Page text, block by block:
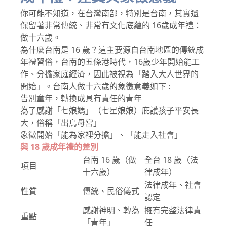
你可能不知道，在台灣南部，特別是台南，其實還
保留著非常傳統、非常有文化底蘊的 16歲成年禮：
做十六歲。
為什麼台南是 16 歲？這主要源自台南地區的傳統成
年禮習俗，台南的五條港時代，16歲少年開始能工
作、分擔家庭經濟，因此被視為「踏入大人世界的
開始」。台南人做十六歲的象徵意義如下 :
告別童年，轉換成具有責任的青年
為了感謝「七娘媽」（七星娘娘）庇護孩子平安長
大，俗稱「出鳥母宮」
象徵開始「能為家裡分擔」、「能走入社會」
與 18 歲成年禮的差別
項目
台南 16 歲（做
十六歲）
全台 18 歲（法
律成年）
性質
傳統、民俗儀式
法律成年、社會
認定
重點
感謝神明、轉為
「青年」
擁有完整法律責
任